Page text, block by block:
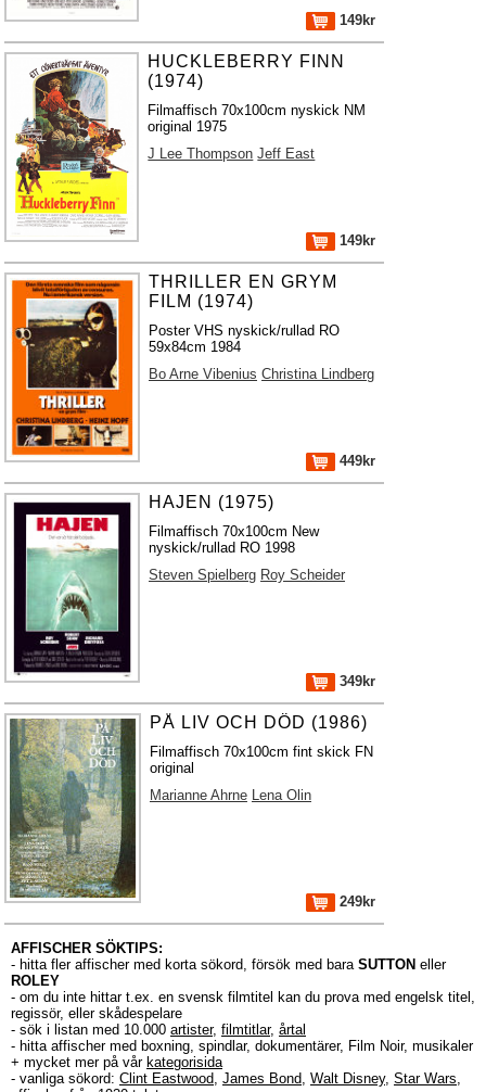
149kr
HUCKLEBERRY FINN
(1974)
Filmaffisch 70x100cm nyskick NM
original 1975
J Lee Thompson Jeff East
149kr
THRILLER EN GRYM
FILM (1974)
Poster VHS nyskick/rullad RO
59x84cm 1984
Bo Arne Vibenius Christina Lindberg
449kr
HAJEN (1975)
Filmaffisch 70x100cm New
nyskick/rullad RO 1998
Steven Spielberg Roy Scheider
349kr
PÅ LIV OCH DÖD (1986)
Filmaffisch 70x100cm fint skick FN
original
Marianne Ahrne Lena Olin
249kr
AFFISCHER SÖKTIPS:
- hitta fler affischer med korta sökord, försök med bara SUTTON eller
ROLEY
- om du inte hittar t.ex. en svensk filmtitel kan du prova med engelsk titel,
regissör, eller skådespelare
- sök i listan med 10.000 artister, filmtitlar, årtal
- hitta affischer med boxning, spindlar, dokumentärer, Film Noir, musikaler
+ mycket mer på vår kategorisida
- vanliga sökord: Clint Eastwood, James Bond, Walt Disney, Star Wars,